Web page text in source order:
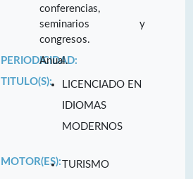
conferencias,
seminarios y
congresos.
PERIODICIDAD:
Anual.
TITULO(S):
LICENCIADO EN
IDIOMAS
MODERNOS
MOTOR(ES):TURISMO